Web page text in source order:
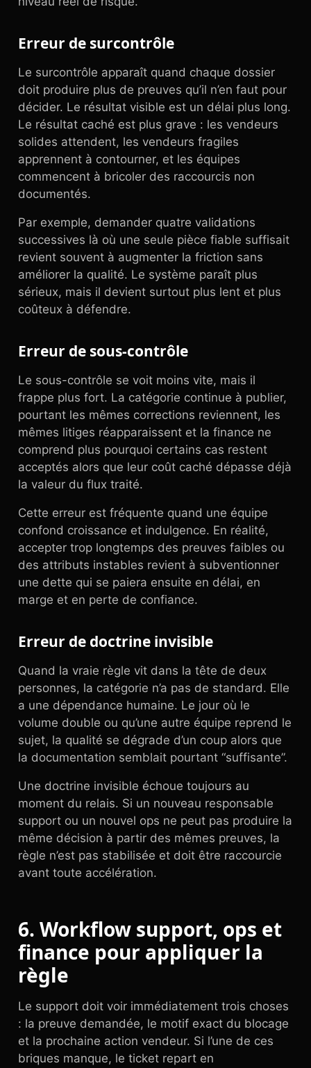
Erreur de surcontrôle
Le surcontrôle apparaît quand chaque dossier
doit produire plus de preuves qu’il n’en faut pour
décider. Le résultat visible est un délai plus long.
Le résultat caché est plus grave : les vendeurs
solides attendent, les vendeurs fragiles
apprennent à contourner, et les équipes
commencent à bricoler des raccourcis non
documentés.
Par exemple, demander quatre validations
successives là où une seule pièce fiable suffisait
revient souvent à augmenter la friction sans
améliorer la qualité. Le système paraît plus
sérieux, mais il devient surtout plus lent et plus
coûteux à défendre.
Erreur de sous-contrôle
Le sous-contrôle se voit moins vite, mais il
frappe plus fort. La catégorie continue à publier,
pourtant les mêmes corrections reviennent, les
mêmes litiges réapparaissent et la finance ne
comprend plus pourquoi certains cas restent
acceptés alors que leur coût caché dépasse déjà
la valeur du flux traité.
Cette erreur est fréquente quand une équipe
confond croissance et indulgence. En réalité,
accepter trop longtemps des preuves faibles ou
des attributs instables revient à subventionner
une dette qui se paiera ensuite en délai, en
marge et en perte de confiance.
Erreur de doctrine invisible
Quand la vraie règle vit dans la tête de deux
personnes, la catégorie n’a pas de standard. Elle
a une dépendance humaine. Le jour où le
volume double ou qu’une autre équipe reprend le
sujet, la qualité se dégrade d’un coup alors que
la documentation semblait pourtant “suffisante”.
Une doctrine invisible échoue toujours au
moment du relais. Si un nouveau responsable
support ou un nouvel ops ne peut pas produire la
même décision à partir des mêmes preuves, la
règle n’est pas stabilisée et doit être raccourcie
avant toute accélération.
6. Workflow support, ops et
finance pour appliquer la
règle
Le support doit voir immédiatement trois choses
: la preuve demandée, le motif exact du blocage
et la prochaine action vendeur. Si l’une de ces
briques manque, le ticket repart en